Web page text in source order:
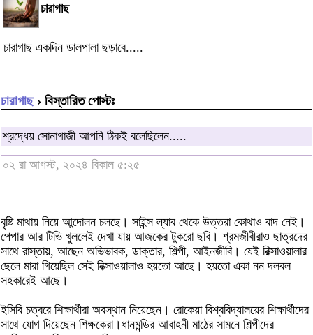
চারাগাছ
চারাগাছ একদিন ডালপালা ছড়াবে.....
চারাগাছ› বিস্তারিত পোস্টঃ
শ্রদ্ধেয় সোনাগাজী আপনি ঠিকই বলেছিলেন.....
০২ রা আগস্ট, ২০২৪ বিকাল ৫:২৫
বৃষ্টি মাথায় নিয়ে আন্দোলন চলছে। সাইন্স ল্যাব থেকে উত্তরা কোথাও বাদ নেই।
পেপার আর টিভি খুললেই দেখা যায় আজকের টুকরো ছবি। শ্রমজীবীরাও ছাত্রদের
সাথে রাস্তায়, আছেন অভিভাবক, ডাক্তার, শিল্পী, আইনজীবি। যেই রিক্সাওয়ালার
ছেলে মারা গিয়েছিল সেই রিক্সাওয়ালাও হয়তো আছে। হয়তো একা নন দলবল
সহকারেই আছে।
ইসিবি চত্বরে শিক্ষার্থীরা অবস্থান নিয়েছেন। রোকেয়া বিশ্ববিদ্যালয়ের শিক্ষার্থীদের
সাথে যোগ দিয়েছেন শিক্ষকেরা।ধানমন্ডির আবাহনী মাঠের সামনে শিল্পীদের